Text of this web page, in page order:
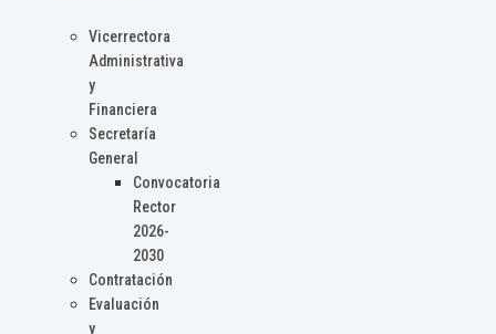
Vicerrectora
Administrativa
y
Financiera
Secretaría
General
Convocatoria
Rector
2026-
2030
Contratación
Evaluación
y